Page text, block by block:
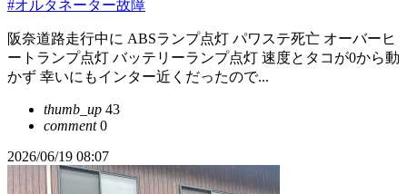
#オルタネーター故障
阪奈道路走行中に ABSランプ点灯 パワステ死亡 オーバーヒ
ートランプ点灯 バッテリーランプ点灯 速度とタコが0から動
かず 幸いにもインター近くだったので...
thumb_up 43
comment0
2026/06/19 08:07